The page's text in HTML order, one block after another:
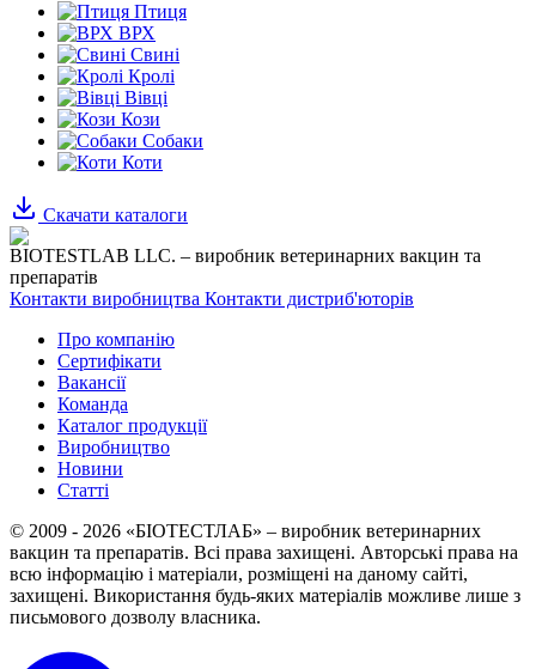
Птиця
ВРХ
Свині
Кролі
Вівці
Кози
Собаки
Коти
Скачати каталоги
BIOTESTLAB LLC. – виробник ветеринарних вакцин та
препаратів
Контакти виробництва Контакти дистриб'юторів
Про компанію
Сертифікати
Вакансії
Команда
Каталог продукції
Виробництво
Новини
Статті
© 2009 - 2026 «БІОТЕСТЛАБ» – виробник ветеринарних
вакцин та препаратів. Всі права захищені. Авторські права на
всю інформацію і матеріали, розміщені на даному сайті,
захищені. Використання будь-яких матеріалів можливе лише з
письмового дозволу власника.